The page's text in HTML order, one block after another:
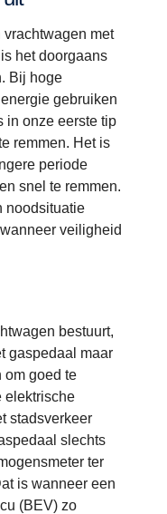
vrachtwagen met
het doorgaans
Bij hoge
gebruiken
in onze eerste tip
remmen. Het is
periode
snel te remmen.
noodsituatie
veiligheid
bestuurt,
gaspedaal maar
om goed te
elektrische
stadsverkeer
slechts
ter
is wanneer een
(BEV) zo